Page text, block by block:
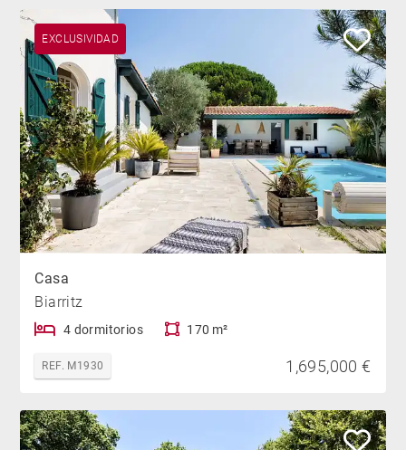
EXCLUSIVIDAD
Casa
Biarritz
4 dormitorios 170 m²
REF. M1930 1,695,000 €